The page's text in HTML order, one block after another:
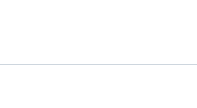
た知見を抽象化し、再利用可能なプロダクト資産へ還元す